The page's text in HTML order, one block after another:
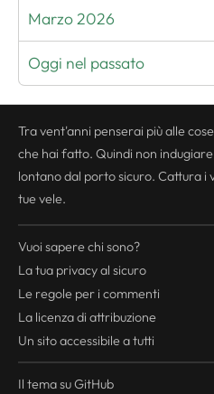
Marzo 2026
Oggi nel passato
Tra vent'anni penserai più alle
che hai fatto. Quindi non
lontano dal porto sicuro. Cattura i
tue vele.
Vuoi sapere chi sono?
La tua privacyal sicuro
Le regole per i commenti
La licenza di attribuzione
Un sito accessibile a tutti
Il tema su GitHub